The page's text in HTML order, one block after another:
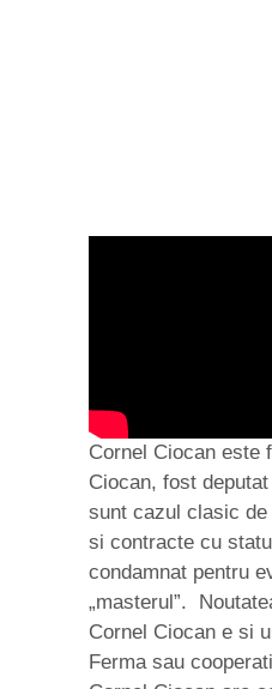
Cornel Ciocan este
Ciocan, fost
sunt cazul clasic
si contracte cu
condamnat pentru
„masterul”.
Cornel Ciocan e si
Ferma sau